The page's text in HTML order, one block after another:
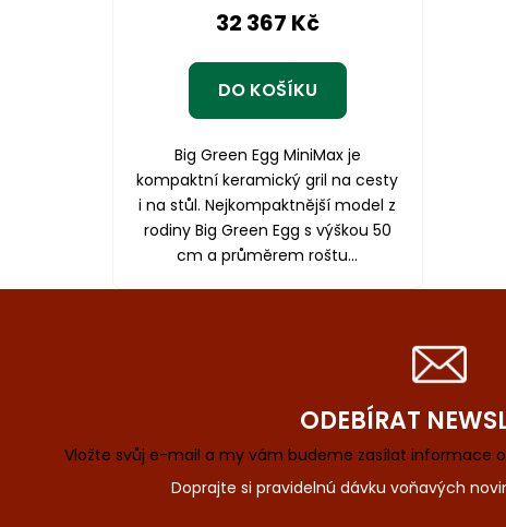
32 367 Kč
DO KOŠÍKU
Big Green Egg MiniMax je
kompaktní keramický gril na cesty
i na stůl. Nejkompaktnější model z
rodiny Big Green Egg s výškou 50
cm a průměrem roštu...
ODEBÍRAT
Vložte svůj e-mail a my vám budeme zasílat informace